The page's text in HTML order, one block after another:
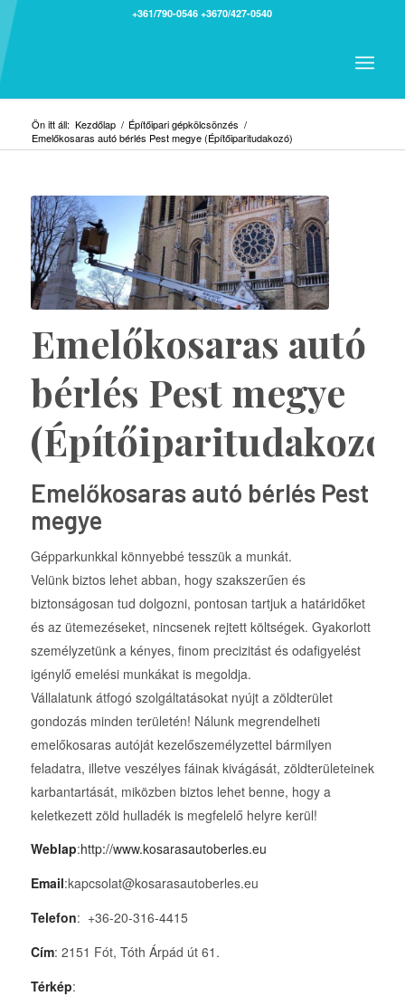
+361/790-0546 +3670/427-0540
Ön itt áll: Kezdőlap / Építőipari gépkölcsönzés /
Emelőkosaras autó bérlés Pest megye (Építőiparitudakozó)
Emelőkosaras autó
bérlés Pest megye
(Építőiparitudakozó)
Emelőkosaras autó bérlés Pest
megye
Gépparkunkkal könnyebbé tesszük a munkát.
Velünk biztos lehet abban, hogy szakszerűen és
biztonságosan tud dolgozni, pontosan tartjuk a határidőket
és az ütemezéseket, nincsenek rejtett költségek. Gyakorlott
személyzetünk a kényes, finom precizitást és odafigyelést
igénylő emelési munkákat is megoldja.
Vállalatunk átfogó szolgáltatásokat nyújt a zöldterület
gondozás minden területén! Nálunk megrendelheti
emelőkosaras autóját kezelőszemélyzettel bármilyen
feladatra, illetve veszélyes fáinak kivágását, zöldterületeinek
karbantartását, miközben biztos lehet benne, hogy a
keletkezett zöld hulladék is megfelelő helyre kerül!
Weblap:http://www.kosarasautoberles.eu
Email:kapcsolat@kosarasautoberles.eu
Telefon: +36-20-316-4415
Cím: 2151 Fót, Tóth Árpád út 61.
Térkép: